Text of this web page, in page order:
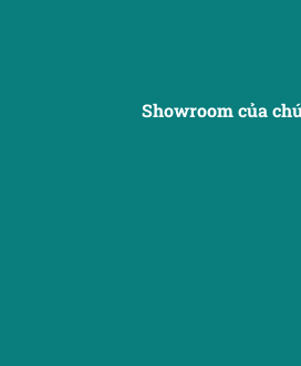
Showroom của